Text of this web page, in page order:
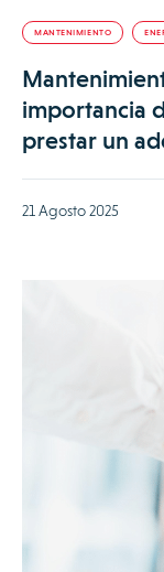
MANTENIMIENTO
importancia
prestar un
21 Agosto 2025